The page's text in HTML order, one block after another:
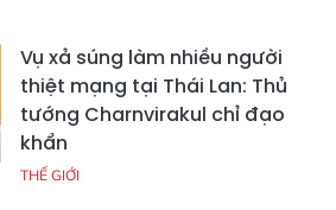
Vụ xả súng làm nhiều người
thiệt mạng tại Thái Lan: Thủ
tướng Charnvirakul chỉ đạo
khẩn
THẾ GIỚI